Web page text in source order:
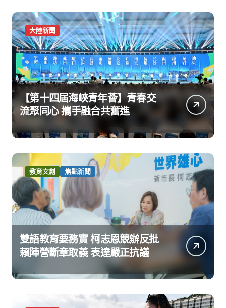
大陸新聞
【第十四屆海峽青年薈】青春交
流聚同心 攜手融合共奮進
教育文創 焦點新聞
雙語教育要務實 柯志恩競辦反批
賴陣營斷章取義 表達嚴正抗議